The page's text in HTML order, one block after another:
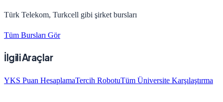
Türk Telekom, Turkcell gibi şirket bursları
Tüm Bursları Gör
İlgili Araçlar
YKS Puan HesaplamaTercih RobotuTüm Üniversite Karşılaştırma